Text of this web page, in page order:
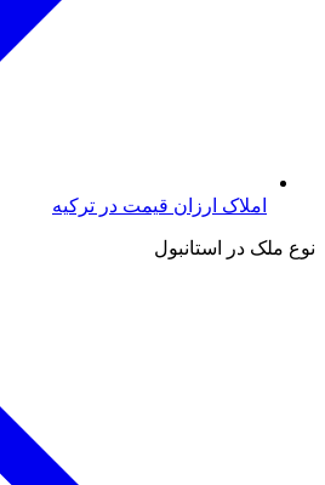
املاک ارزان قیمت در ترکیه
نوع ملک در استانبول